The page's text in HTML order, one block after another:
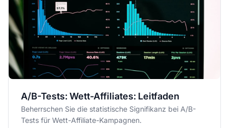
A/B-Tests: Wett-Affiliates: Leitfaden
Beherrschen Sie die statistische Signifikanz bei A/B-
Tests für Wett-Affiliate-Kampagnen.